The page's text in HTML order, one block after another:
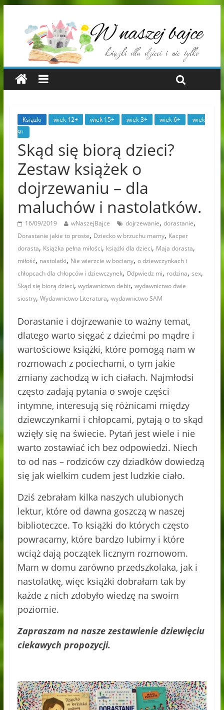
Książki wiek 12+ wiek 15+ wiek 3+ wiek 6+
wiek
9+
Skąd się biorą dzieci?
Zestaw książek o
dojrzewaniu – dla
maluchów i nastolatków.
16/09/2019 wNaszejBajce dojrzewanie, dorastanie,
Dorastanie jakie to proste, Dziecko w brzuchu mamy, Kacper
dorasta, Książka pełna miłości, książki dla dzieci, Maja dorasta,
miłość, nastolatki, Nie wierzcie w bociany, o dziewczynkach i
chłopcach dla chłopców i dziewczynek, Odpwiedz mi, rodzina, sex,
Skąd się biorą dzieci, wydawnictwo debit, wydawnictwo dwie
siostry, Wydawnictwo Literatura, wydawnictwo SAM
Dorastanie i dojrzewanie to ważny temat,
dlatego warto sięgać z dziećmi po mądre i
wartościowe książki, które pomogą nam w
rozmowach z pociechami, o tym jakie
zmiany zachodzą w ich ciałach. Najmłodsi
często zadają pytania o swoje części
intymne, interesują się różnicami między
dziewczynkami i chłopcami, pytają o to skąd
wzięły się na świecie. Pytań jest wiele i nie
warto zostawiać ich bez odpowiedzi. Niech
to od nas – rodziców czy dziadków dowiedzą
się jak wielkim cudem jest ludzkie ciało.
Dziś zebrałam kilka naszych ulubionych
lektur, które od dawna goszczą w naszej
biblioteczce. To książki do których często
powracamy, które bardzo lubimy i które
wciąż dają początek licznym rozmowom.
Mam w domu zarówno przedszkolaka, jak i
nastolatkę, więc książki dobrałam tak by
każde z nich zdobyło wiedzę na swoim
poziomie.
Zapraszam na nasze zestawienie dziewięciu
ciekawych propozycji.